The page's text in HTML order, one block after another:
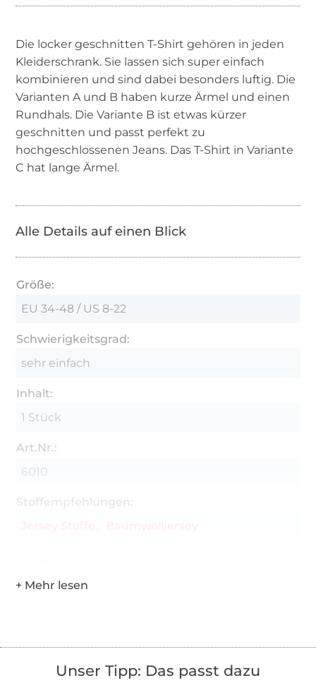
Die locker geschnitten T-Shirt gehören in jeden
Kleiderschrank. Sie lassen sich super einfach
kombinieren und sind dabei besonders luftig. Die
Varianten A und B haben kurze Ärmel und einen
Rundhals. Die Variante B ist etwas kürzer
geschnitten und passt perfekt zu
hochgeschlossenen Jeans. Das T-Shirt in Variante
C hat lange Ärmel.
Alle Details auf einen Blick
Größe:
EU 34-48 / US 8-22
Schwierigkeitsgrad:
sehr einfach
Inhalt:
1 Stück
Art.Nr.:
6010
Stoffempfehlungen:
Unser Tipp: Das passt dazu